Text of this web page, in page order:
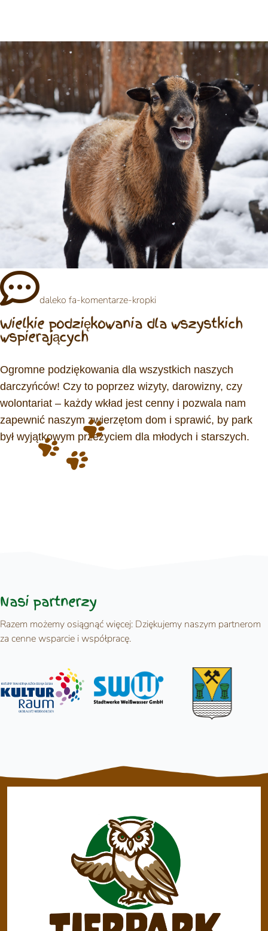
daleko fa-komentarze-kropki
Wielkie podziękowania dla wszystkich
wspierających
Ogromne podziękowania dla wszystkich naszych
darczyńców! Czy to poprzez wizyty, darowizny, czy
wolontariat – każdy wkład jest cenny i pozwala nam
zapewnić naszym zwierzętom dom i sprawić, by park
był wyjątkowym przeżyciem dla młodych i starszych.
Nasi partnerzy
Razem możemy osiągnąć więcej: Dziękujemy naszym partnerom
za cenne wsparcie i współpracę.